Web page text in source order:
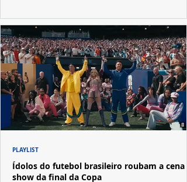
Ídolos do futebol brasileiro roubam a cena
show da final da Copa
PLAYLIST